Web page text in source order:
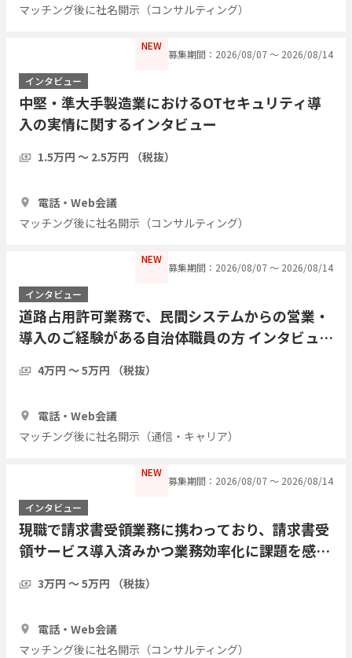
マッチング後に社名開示（コンサルティング）
NEW
募集期間：2026/08/07 〜 2026/08/14
インタビュー
中堅・準大手製造業におけるOTセキュリティ導
入の実情に関するインタビュー
1.5万円 〜 2.5万円 （税抜）
電話・Web会議
マッチング後に社名開示（コンサルティング）
NEW
募集期間：2026/08/07 〜 2026/08/14
インタビュー
道路占用許可業務で、民間システムからの営業・
導入のご経験がある自治体職員の方 インタビュー
4万円 〜 5万円 （税抜）
電話・Web会議
マッチング後に社名開示（通信・キャリア）
NEW
募集期間：2026/08/07 〜 2026/08/14
インタビュー
現職で請求書受領業務に携わっており、請求書受
領サービス導入済みかつ業務効率化に課題を感じ
3万円 〜 5万円 （税抜）
電話・Web会議
マッチング後に社名開示（コンサルティング）